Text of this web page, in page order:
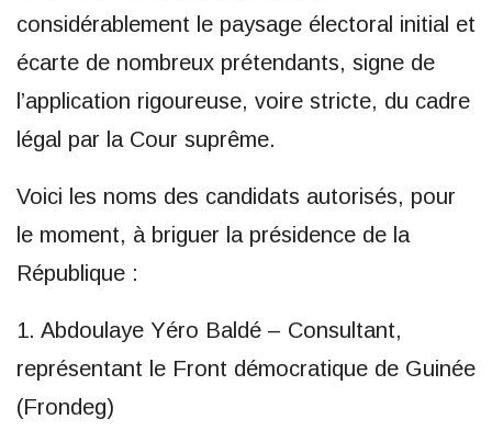
considérablement le paysage électoral initial et
écarte de nombreux prétendants, signe de
l’application rigoureuse, voire stricte, du cadre
légal par la Cour suprême.
Voici les noms des candidats autorisés, pour
le moment, à briguer la présidence de la
République :
1. Abdoulaye Yéro Baldé – Consultant,
représentant le Front démocratique de Guinée
(Frondeg)